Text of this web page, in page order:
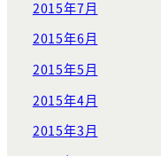
2015年7月
2015年6月
2015年5月
2015年4月
2015年3月